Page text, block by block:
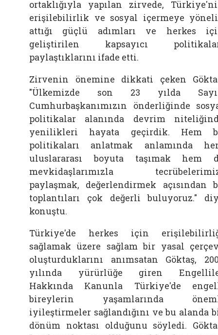
ortaklığıyla yapılan zirvede,
erişilebilirlik ve sosyal içermeye
attığı güçlü adımları ve herkes
geliştirilen kapsayıcı
paylaştıklarını ifade etti.
Zirvenin önemine dikkati çeken
"Ülkemizde son 23 yılda
Cumhurbaşkanımızın önderliğinde
politikalar alanında devrim
yenilikleri hayata geçirdik. Hem
politikaları anlatmak anlamında
uluslararası boyuta taşımak hem
mevkidaşlarımızla
paylaşmak, değerlendirmek açısından
toplantıları çok değerli buluyoruz."
konuştu.
Türkiye'de herkes için
sağlamak üzere sağlam bir yasal
oluşturduklarını anımsatan Göktaş,
yılında yürürlüğe giren
Hakkında Kanunla Türkiye'de
bireylerin yaşamlarında
iyileştirmeler sağlandığını ve bu alanda
dönüm noktası olduğunu söyledi.